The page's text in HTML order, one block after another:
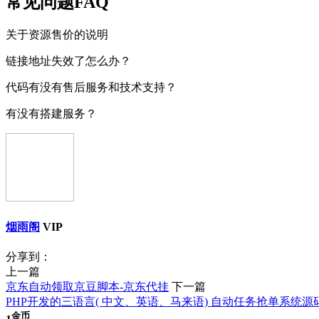
关于资源售价的说明
链接地址失效了怎么办？
代码有没有售后服务和技术支持？
有没有搭建服务？
烟雨阁 VIP
分享到：
上一篇
京东自动领取京豆脚本-京东代挂 下一篇
PHP开发的三语言( 中文、英语、马来语) 自动任务抢单系统源
金币